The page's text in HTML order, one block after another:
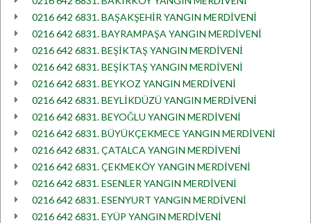
0216 642 6831. BAŞAKŞEHİR YANGIN MERDİVENİ
0216 642 6831. BAYRAMPAŞA YANGIN MERDİVENİ
0216 642 6831. BEŞİKTAŞ YANGIN MERDİVENİ
0216 642 6831. BEŞİKTAŞ YANGIN MERDİVENİ
0216 642 6831. BEYKOZ YANGIN MERDİVENİ
0216 642 6831. BEYLİKDÜZÜ YANGIN MERDİVENİ
0216 642 6831. BEYOĞLU YANGIN MERDİVENİ
0216 642 6831. BÜYÜKÇEKMECE YANGIN MERDİVENİ
0216 642 6831. ÇATALCA YANGIN MERDİVENİ
0216 642 6831. ÇEKMEKÖY YANGIN MERDİVENİ
0216 642 6831. ESENLER YANGIN MERDİVENİ
0216 642 6831. ESENYURT YANGIN MERDİVENİ
0216 642 6831. EYÜP YANGIN MERDİVENİ